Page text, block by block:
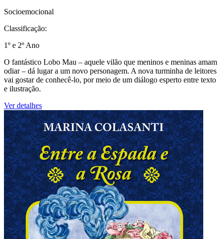
Socioemocional
Classificação:
1º e 2º Ano
O fantástico Lobo Mau – aquele vilão que meninos e meninas amam
odiar – dá lugar a um novo personagem. A nova turminha de leitores
vai gostar de conhecê-lo, por meio de um diálogo esperto entre texto
e ilustração.
Ver detalhes